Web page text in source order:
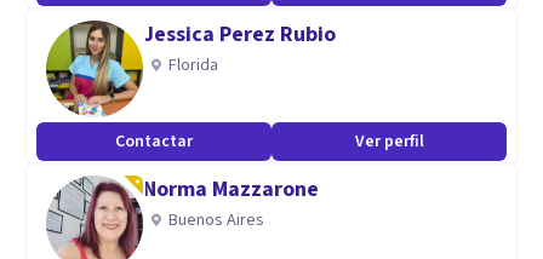
Jessica Perez Rubio
Florida
Contactar Ver perfil
Norma Mazzarone
Buenos Aires